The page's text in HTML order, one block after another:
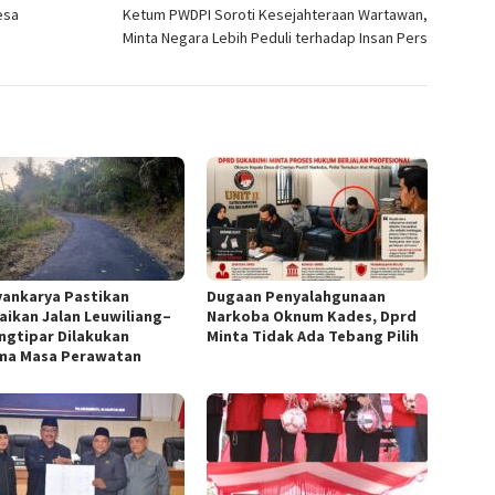
Ketum PWDPI Soroti Kesejahteraan Wartawan,
Minta Negara Lebih Peduli terhadap Insan Pers
Pastikan
Jalan Leuwiliang–
Dilakukan
Masa Perawatan
Dugaan Penyalahgunaan
Narkoba Oknum Kades, Dprd
Minta Tidak Ada Tebang Pilih